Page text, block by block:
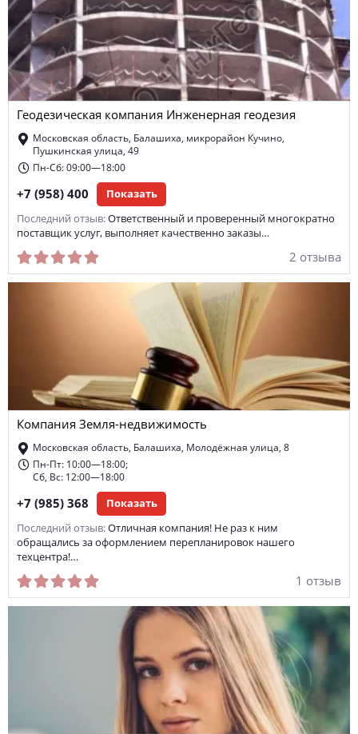
оценка собственности покупка недвижимости
аренда офисов аренда квартир
регистрация прав собственности
оформление приватизации земельно-кадастровая работа
обмен квартир согласование перепланировки
аренда земельного участка
срочный выкуп квартир
аренда коттеджа приватизация земельных участков
аренда комнаты общежитие
аренда производственного помещения
купля-продажа гаражей
строительство и недвижимость и ремонт
доверительное управление недвижимостью
аренда квартиры-студии
аренда таунхауса аренда переговорных комнат
независимая оценка ремонта
Геодезическая компания Инженерная геодезия
Московская область, Балашиха, микрорайон Кучино,
Пушкинская улица, 49
Пн-Сб: 09:00—18:00
+7 (958) 400 Показать
Последний отзыв: Ответственный и проверенный многократно
поставщик услуг, выполняет качественно заказы…
2 отзыва
Компания Земля-недвижимость
Московская область, Балашиха, Молодёжная улица, 8
Пн-Пт: 10:00—18:00;
Сб, Вс: 12:00—18:00
+7 (985) 368 Показать
Последний отзыв: Отличная компания! Не раз к ним
обращались за оформлением перепланировок нашего
техцентра!…
1 отзыв